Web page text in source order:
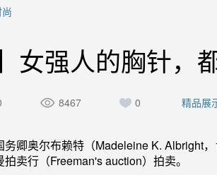
女强人的胸针，
8467 0 精品展
务卿奥尔布赖特（Madeleine K. Albright
卖行（Freeman's auction）拍卖。